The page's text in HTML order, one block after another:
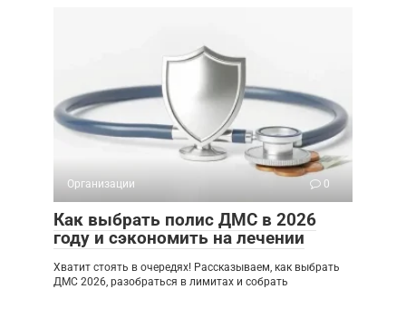
Организации 0
Как выбрать полис ДМС в 2026
году и сэкономить на лечении
Хватит стоять в очередях! Рассказываем, как выбрать
ДМС 2026, разобраться в лимитах и собрать